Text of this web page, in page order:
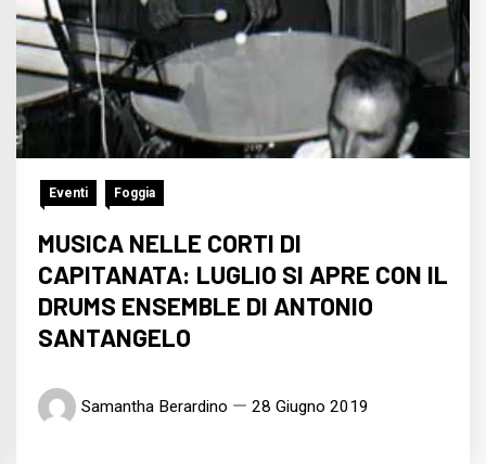
Eventi Foggia
MUSICA NELLE CORTI DI
CAPITANATA: LUGLIO SI APRE CON IL
DRUMS ENSEMBLE DI ANTONIO
SANTANGELO
Samantha Berardino 28 Giugno 2019